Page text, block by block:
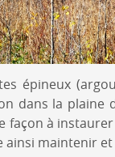
épineux
dans la plaine
à
ainsi maintenir